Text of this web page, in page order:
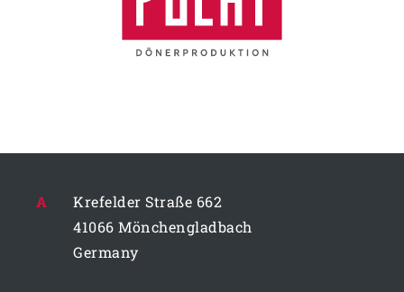
A
Krefelder Straße 662
41066 Mönchengladbach
Germany